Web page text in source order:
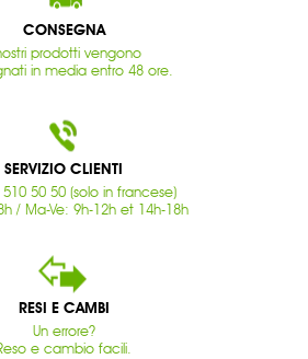
CONSEGNA
prodotti vengono
in media entro 48 ore.
SERVIZIO CLIENTI
510 50 50 (solo in francese)
/ Ma-Ve: 9h-12h et 14h-18h
RESI E CAMBI
Un errore?
e cambio facili.